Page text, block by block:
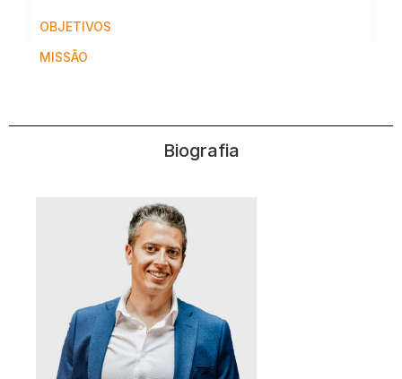
OBJETIVOS
MISSÃO
Biografia